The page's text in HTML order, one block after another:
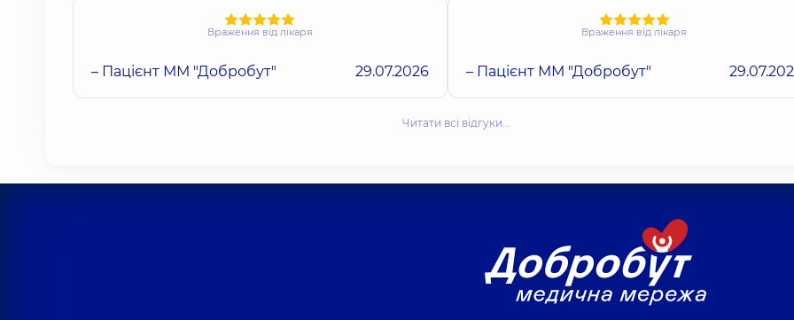
Враження від лікаря
– Пацієнт ММ "Добробут" 29.07.2026
Враження від лікаря
– Пацієнт ММ "Добробут"
Читати всі відгуки…